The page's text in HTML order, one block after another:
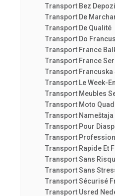
Transport Bez
Transport De
Transport De Qualité
Transport Do
Transport France
Transport France
Transport Francuska
Transport Le Week-
Transport Meubles
Transport Moto Quad
Transport Nameštaja
Transport Pour
Transport
Transport Rapide Et
Transport Sans
Transport Sans
Transport Sécurisé
Transport Usred